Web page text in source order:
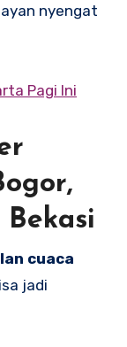
nyengat
Pagi Ini
Bekasi
cuaca
jadi